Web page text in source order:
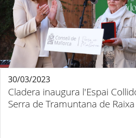
Cladera inaugura l'Espai
Serra de Tramuntana de Raixa
30/03/2023